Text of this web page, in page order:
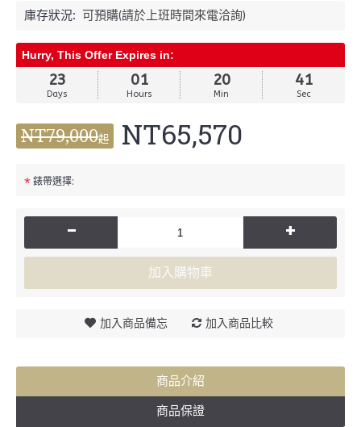
庫存狀況: 可預購(請於上班時間來電洽詢)
Hurry, This Offer Expires in:
23
Days
01
Hours
20
Min
41
Sec
NT79,000起 NT65,570
* 錶帶選擇:
- +
加入購物車
加入商品備忘 加入商品比較
商品介紹
商品保證